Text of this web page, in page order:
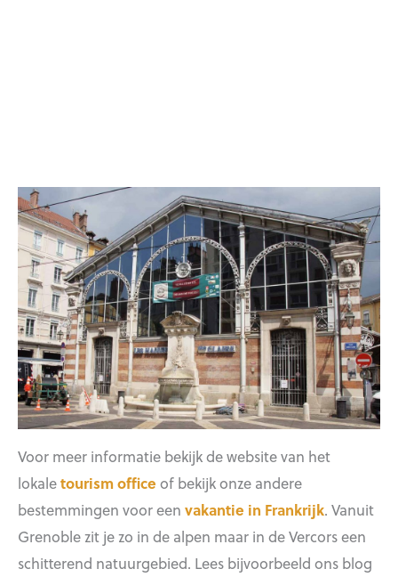
Voor meer informatie bekijk de website van het
lokaletourism office of bekijk onze andere
bestemmingen voor een vakantie in Frankrijk. Vanuit
Grenoble zit je zo in de alpen maar in de Vercors een
schitterend natuurgebied. Lees bijvoorbeeld ons blog